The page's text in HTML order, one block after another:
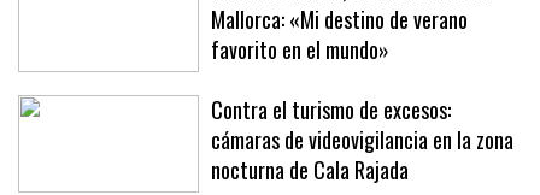
Richard Branson, de vacaciones en
Mallorca: «Mi destino de verano
favorito en el mundo»
Contra el turismo de excesos:
cámaras de videovigilancia en la zona